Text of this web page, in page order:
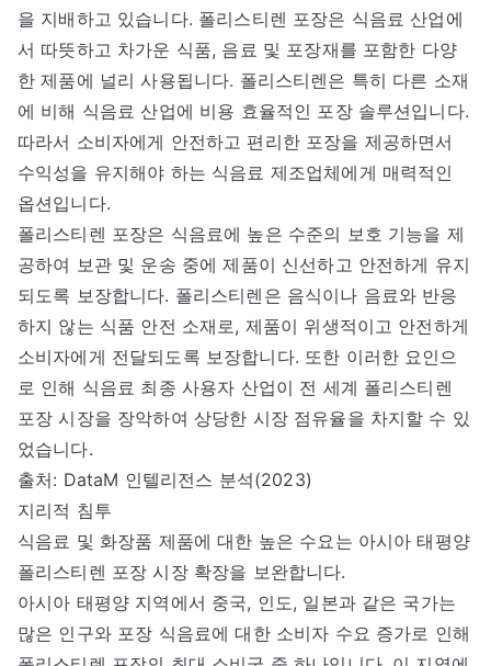
을 지배하고 있습니다. 폴리스티렌 포장은 식음료 산업에
서 따뜻하고 차가운 식품, 음료 및 포장재를 포함한 다양
한 제품에 널리 사용됩니다. 폴리스티렌은 특히 다른 소재
에 비해 식음료 산업에 비용 효율적인 포장 솔루션입니다.
따라서 소비자에게 안전하고 편리한 포장을 제공하면서
수익성을 유지해야 하는 식음료 제조업체에게 매력적인
옵션입니다.
폴리스티렌 포장은 식음료에 높은 수준의 보호 기능을 제
공하여 보관 및 운송 중에 제품이 신선하고 안전하게 유지
되도록 보장합니다. 폴리스티렌은 음식이나 음료와 반응
하지 않는 식품 안전 소재로, 제품이 위생적이고 안전하게
소비자에게 전달되도록 보장합니다. 또한 이러한 요인으
로 인해 식음료 최종 사용자 산업이 전 세계 폴리스티렌
포장 시장을 장악하여 상당한 시장 점유율을 차지할 수 있
었습니다.
출처: DataM 인텔리전스 분석(2023)
지리적 침투
식음료 및 화장품 제품에 대한 높은 수요는 아시아 태평양
폴리스티렌 포장 시장 확장을 보완합니다.
아시아 태평양 지역에서 중국, 인도, 일본과 같은 국가는
많은 인구와 포장 식음료에 대한 소비자 수요 증가로 인해